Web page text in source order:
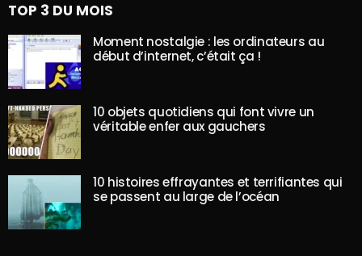
TOP 3 DU MOIS
Moment nostalgie : les ordinateurs au
début d’internet, c’était ça !
10 objets quotidiens qui font vivre un
véritable enfer aux gauchers
10 histoires effrayantes et terrifiantes qui
se passent au large de l’océan